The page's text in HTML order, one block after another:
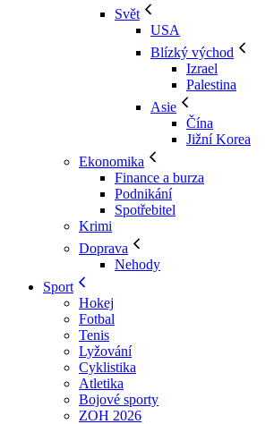
Svět
USA
Blízký východ
Izrael
Palestina
Asie
Čína
Jižní Korea
Ekonomika
Finance a burza
Podnikání
Spotřebitel
Krimi
Doprava
Nehody
Sport
Hokej
Fotbal
Tenis
Lyžování
Cyklistika
Atletika
Bojové sporty
ZOH 2026